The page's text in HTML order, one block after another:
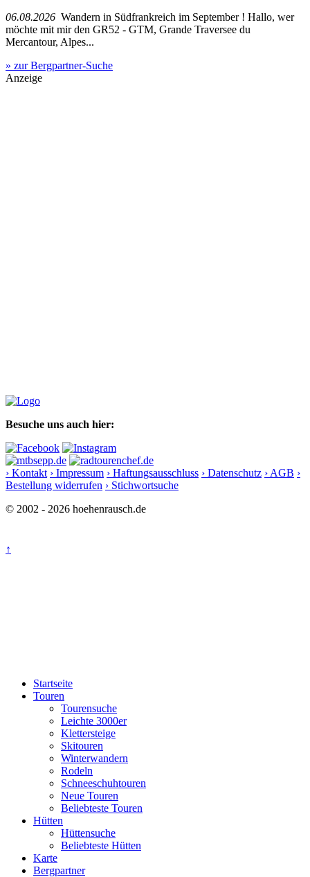
06.08.2026 Wandern in Südfrankreich im September ! Hallo, wer
möchte mit mir den GR52 - GTM, Grande Traversee du
Mercantour, Alpes...
» zur Bergpartner-Suche
Anzeige
Besuche uns auch hier:
› Kontakt › Impressum › Haftungsausschluss › Datenschutz › AGB ›
Bestellung widerrufen › Stichwortsuche
© 2002 - 2026 hoehenrausch.de
↑
Startseite
Touren
Tourensuche
Leichte 3000er
Klettersteige
Skitouren
Winterwandern
Rodeln
Schneeschuhtouren
Neue Touren
Beliebteste Touren
Hütten
Hüttensuche
Beliebteste Hütten
Karte
Bergpartner